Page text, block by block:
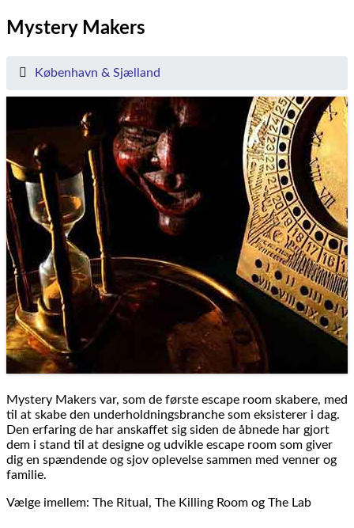
Mystery Makers
København & Sjælland
Mystery Makers var, som de første escape room skabere, med
til at skabe den underholdningsbranche som eksisterer i dag.
Den erfaring de har anskaffet sig siden de åbnede har gjort
dem i stand til at designe og udvikle escape room som giver
dig en spændende og sjov oplevelse sammen med venner og
familie.
Vælge imellem: The Ritual, The Killing Room og The Lab